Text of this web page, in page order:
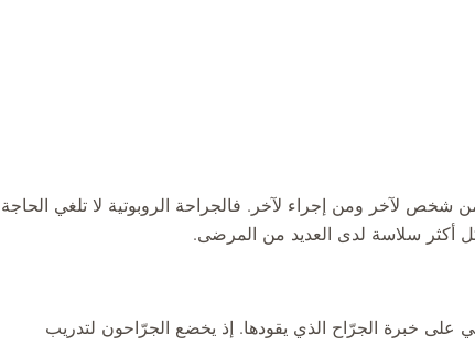
شخص لآخر ومن إجراء لآخر. فالجراحة الروبوتية لا تلغي الحاجة
أكثر سلاسة لدى العديد من المرضى.
على خبرة الجرّاح الذي يقودها. إذ يخضع الجرّاحون لتدريب